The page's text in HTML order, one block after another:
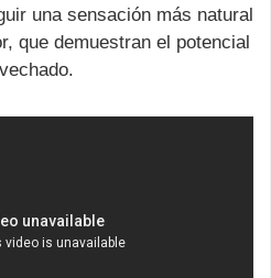
una sensación más natural
que demuestran el potencial